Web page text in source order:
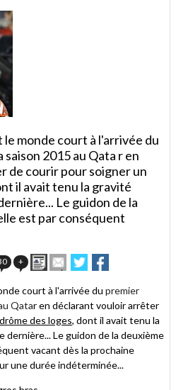
le monde court à l'arrivée du
2015 au Qata r en
de courir pour soigner un
il avait tenu la gravité
Le guidon de la
est par conséquent
+ ImprimerEnvoyer
cet
à
un
ami
Partager
sur
sur
court à l'arrivée du premier
Qatar en déclarant vouloir arrêter
des loges, dont il avait tenu la
Le guidon de la deuxième
vacant dès la prochaine
une durée indéterminée...